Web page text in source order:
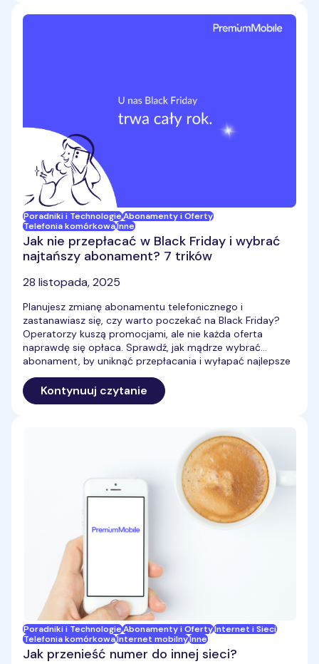
Poradniki i TechnologieAbonamenty i Oferty
Telefonia komórkowaInne
Jak nie przepłacać w Black Friday i wybrać
najtańszy abonament? 7 trików
28 listopada, 2025
Planujesz zmianę abonamentu telefonicznego i
zastanawiasz się, czy warto poczekać na Black Friday?
Operatorzy kuszą promocjami, ale nie każda oferta
naprawdę się opłaca. Sprawdź, jak mądrze wybrać
abonament, by uniknąć przepłacania i wyłapać najlepsze
okazje. Oto 7 trików od PremiumMobile, które pomogą Ci
znaleźć najtańszy abonament komórkowy i podjąć
najlepszą decyzję w Black Friday.
Kontynuuj czytanie
Poradniki i TechnologieAbonamenty i OfertyInternet i Sieci
Telefonia komórkowaInternet mobilnyInne
Jak przenieść numer do innej sieci?